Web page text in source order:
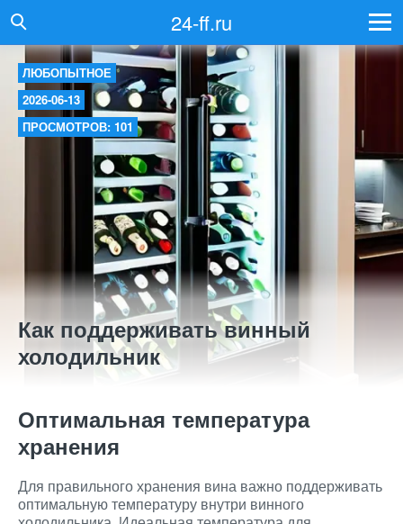
24-ff.ru
ЛЮБОПЫТНОЕ
2026-06-13
ПРОСМОТРОВ: 101
Как поддерживать винный
холодильник
Оптимальная температура
хранения
Для правильного хранения вина важно поддерживать
оптимальную температуру внутри винного